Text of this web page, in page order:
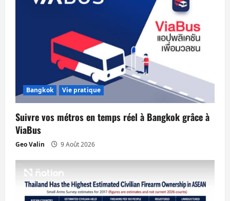
a
r
t
i
c
Bangkok Vie pratique
Suivre vos métros en temps réel à Bangkok grâce à
ViaBus
Geo Valin 9 Août 2026